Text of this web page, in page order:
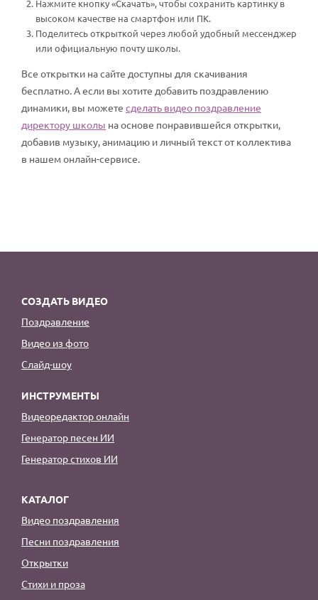
Нажмите кнопку «Скачать», чтобы сохранить картинку в
высоком качестве на смартфон или ПК.
Поделитесь открыткой через любой удобный мессенджер
или официальную почту школы.
Все открытки на сайте доступны для скачивания
бесплатно. А если вы хотите добавить поздравлению
динамики, вы можете сделать видео поздравление
директору школы на основе понравившейся открытки,
добавив музыку, анимацию и личный текст от коллектива
в нашем онлайн-сервисе.
СОЗДАТЬ ВИДЕО
Поздравление
Видео из фото
Слайд-шоу
ИНСТРУМЕНТЫ
Видеоредактор онлайн
Генератор песен ИИ
Генератор стихов ИИ
КАТАЛОГ
Видео поздравления
Песни поздравления
Открытки
Стихи и проза